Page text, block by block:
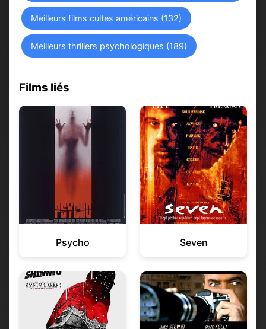
Meilleurs films cultes américains (132)
Meilleurs thrillers psychologiques (189)
Films liés
Psycho Seven